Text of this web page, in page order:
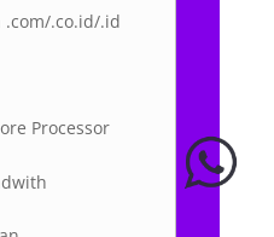
.com/.co.id/.id
Processor